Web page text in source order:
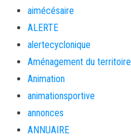
aimécésaire
ALERTE
alertecyclonique
Aménagement du territoire
Animation
animationsportive
annonces
ANNUAIRE